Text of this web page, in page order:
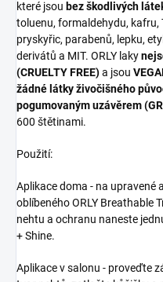
které jsou bez škodlivých
toluenu, formaldehydu, kafru,
pryskyřic, parabenů, lepku,
derivátů a MIT. ORLY laky
(CRUELTY FREE)a jsou
žádné látky živočišného
pogumovaným uzávěrem
600 štětinami.
Použití:
Aplikace doma - na upravené
oblíbeného ORLY Breathable
nehtu a ochranu naneste
+ Shine.
Aplikace v salonu - proveďte